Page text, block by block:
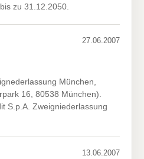
zu 31.12.2050.
27.06.2007
München,
16, 80538 München).
S.p.A. Zweigniederlassung
13.06.2007